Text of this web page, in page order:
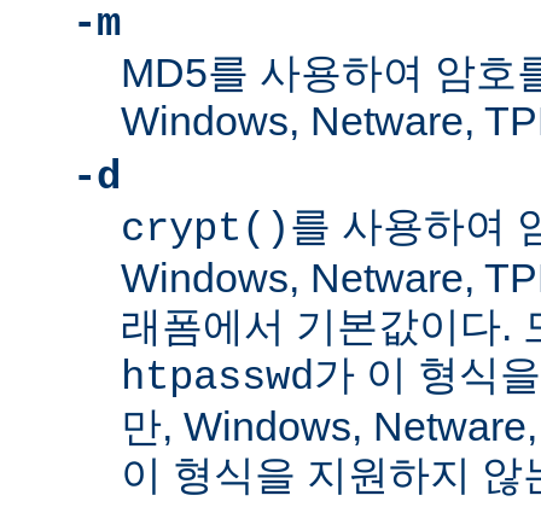
-m
MD5를 사용하여 암호
Windows, Netware,
-d
crypt()를 사용하여
Windows, Netware,
래폼에서 기본값이다.
htpasswd가 이 형식
만, Windows,
이 형식을 지원하지 않